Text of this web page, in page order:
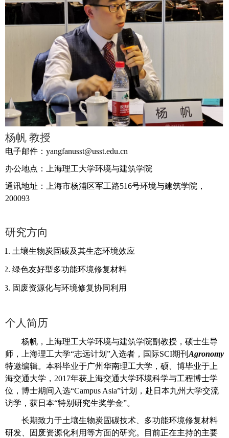
杨帆 教授
电子邮件： yangfanusst@usst.edu.cn
办公地点 ：上海理工大学环境与建筑学院
通讯地址：上海市杨浦区军工路516号环境与建筑学院，
200093
研究方向
1. 土壤生物炭固碳及其生态环境效应
2. 绿色友好型多功能环境修复材料
3. 固废资源化与环境修复协同利用
个人简历
杨帆，上海理工大学环境与建筑学院副教授，硕士生导
师，上海理工大学“志远计划”入选者，国际SCI期刊Agronomy
特邀编辑。本科毕业于广州华南理工大学，硕、博毕业于上
海交通大学， 2017年获上海交通大学环境科学与工程博士学
位，博士期间入选“Campus Asia”计划，赴日本九州大学交流
访学，获日本“特别研究生奖学金”。
长期致力于土壤生物炭固碳技术、多功能环境修复材料
研发、固废资源化利用等方面的研究。目前正在主持的主要